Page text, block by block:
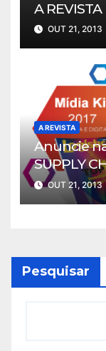
A REVISTA
OUT 21, 2013
A REVISTA
Anuncie
SUPPLY
OUT 21, 2013
Pesquisar